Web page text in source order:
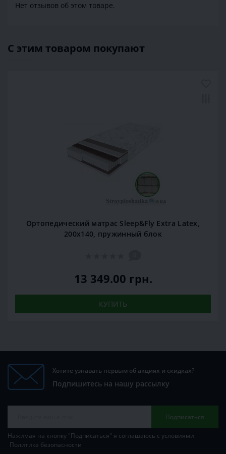
Нет отзывов об этом товаре.
С этим товаром покупают
Ортопедический матрас Sleep&Fly Extra Latex,
200x140, пружинный блок
13 349.00 грн.
КУПИТЬ
Хотите узнавать первым об акциях и скидках?
Подпишитесь на нашу рассылку
Подписаться
Нажимая на кнопку "Подписаться" я соглашаюсь с условиями
Политика безопасности